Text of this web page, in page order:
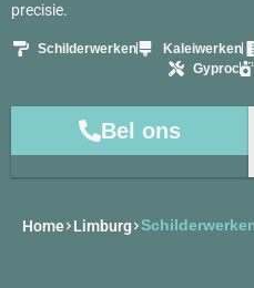
precisie.
Schilderwerken Kaleiwerken
Gyproc
Bel ons
Home Limburg